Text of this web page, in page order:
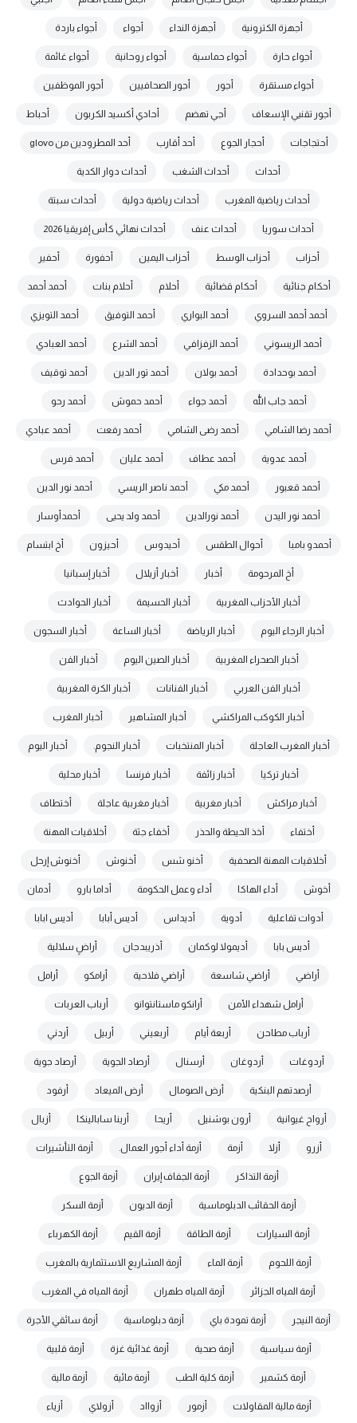
أجهزة الكترونية أجهزة النداء أجواء أجواء باردة
أجواء حارة أجواء حماسية أجواء روحانية أجواء غائمة
أجواء مستقرة أجور أجور الصحافيين أجور الموظفين
أجور تقنيي الإسعاف أجي تهضم أحادي أكسيد الكربون أحباط
أحتجاجات أحجار الجوع أحد أقارب أحد المطرودين من glovo
أحداث أحداث الشغب أحداث دوار الكدية
أحداث رياضية المغرب أحداث رياضية دولية أحداث سبتة
أحداث سوريا أحداث عنف أحداث نهائي كأس إفريقيا 2026
أحزاب أحزاب الوسط أحزاب اليمين أحفورة أحفير
أحكام جنائية أحكام قضائية أحلام أحلام بنات أحمد أحمد
أحمد أحمد السروي أحمد البواري أحمد التوفيق أحمد التويزي
أحمد الريسوني أحمد الزفزافي أحمد الشرع أحمد العبادي
أحمد بوحدادة أحمد بولان أحمد تور الدين أحمد توقيف
أحمد جاب الله أحمد جواء أحمد حموش أحمد رحو
أحمد رضا الشامي أحمد رضى الشامي أحمد رفعت أحمد عبادي
أحمد عدوية أحمد عطاف أحمد عليان أحمد فرس
أحمد قعبور أحمد مكي أحمد ناصر الريسي أحمد نور الدين
أحمد نور اليدن أحمد نورالدين أحمد ولد يحيى أحمدأوسار
أحمدو بامبا أحوال الطقس أحيدوس أحيزون أخ ابتسام
أخ المرحومة أخبار أخبار أزيلال أخبار إسبانيا
أخبار الأحزاب المغربية أخبار الحسيمة أخبار الحوادث
أخبار الرجاء اليوم أخبار الرياضة أخبار الساعة أخبار السجون
أخبار الصحراء المغربية أخبار الصين اليوم أخبار الفن
أخبار الفن العربي أخبار الفنانات أخبار الكرة المغربية
أخبار الكوكب المراكشي أخبار المشاهير أخبار المغرب
أخبار المغرب العاجلة أخبار المنتخبات أخبار النجوم. أخبار اليوم
أخبار تركيا أخبار زائفة أخبار فرنسا أخبار محلية
أخبار مراكش أخبار مغربية أخبار مغربية عاجلة أختطاف
أختفاء أخذ الحيطة والحذر أخفاء جثة أخلاقيات المهنة
أخلاقيات المهنة الصحفية أخنو شس أخنوش أخنوش إرحل
أخوش أداء الهاكا أداء وعمل الحكومة أداما بارو أدمان
أدوات تفاعلية أدوية أديداس أديس أبابا أديس ابابا
أديس بابا أديمولا لوكمان أذريبدجان أراضٍ سلالية
أراضي أراضي شاسعة أراضي فلاحية أرامكو أرامل
أرامل شهداء الأمن أرانكو ماستانتوانو أرباب العربات
أرباب مطاحن أربعة أيام أربعيني أربيل أردني
أردوغات أردوغان أرسنال أرصاد الجوية أرصاد جوية
أرصدتهم البنكية أرض الصومال أرض الميعاد أرفود
أرواح غيوانية أرون بوشنيل أريحا أرينا سابالينكا أزبال
أزرو أزلا أزمة أزمة أداء أجور العمال. أزمة التأشيرات
أزمة التذاكر أزمة الجفاف إيران أزمة الجوع
أزمة الحقائب الدبلوماسية أزمة الديون أزمة السكر
أزمة السيارات أزمة الطاقة أزمة القيم أزمة الكهرباء
أزمة اللحوم أزمة الماء أزمة المشاريع الاستثمارية بالمغرب
أزمة المياه الجزائر أزمة المياه طهران أزمة المياه في المغرب
أزمة النيجر أزمة تمودة باي أزمة دبلوماسية أزمة سائقي الأجرة
أزمة سياسية أزمة صحية أزمة غذائية غزة أزمة قلبية
أزمة كشمير أزمة كلية الطب أزمة مائية أزمة مالية
أزمة مالية المقاولات أزمور أزوااد أزولاي أزياء